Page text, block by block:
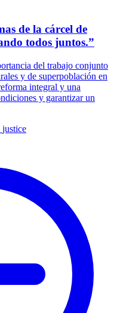
de la cárcel de
todos juntos.”
del trabajo conjunto
y de superpoblación en
integral y una
y garantizar un
justice